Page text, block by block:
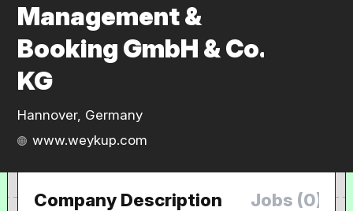
Management &
Booking GmbH & Co.
KG
Hannover, Germany
www.weykup.com
Company Description Jobs (0)